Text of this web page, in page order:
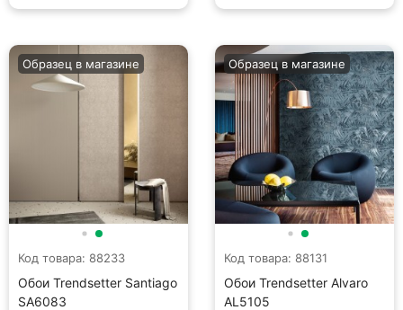
Код товара: 88233
Обои Trendsetter Santiago
SA6083
Образец в магазине
Код товара: 88131
Обои Trendsetter Alvaro
AL5105
Образец в магазине